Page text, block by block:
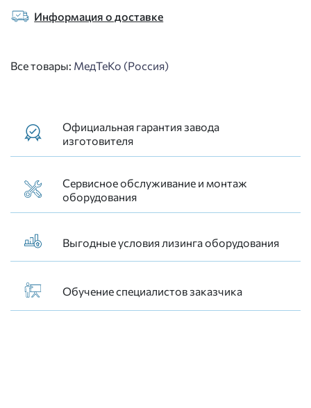
Информация о доставке
Все товары: МедТеКо (Россия)
Официальная гарантия завода
изготовителя
Сервисное обслуживание и монтаж
оборудования
Выгодные условия лизинга оборудования
Обучение специалистов заказчика